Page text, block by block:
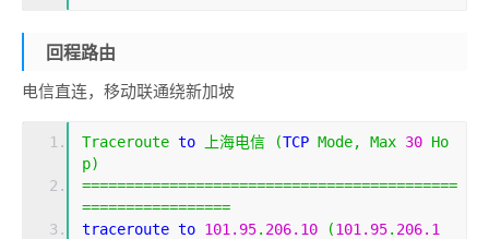
回程路由
电信直连，移动联通绕新加坡
Traceroute to 上海电信 (TCP Mode, Max 30 Ho
p)
===========================================
=================
traceroute to 101.95. 206.10 (101.95. 206.1